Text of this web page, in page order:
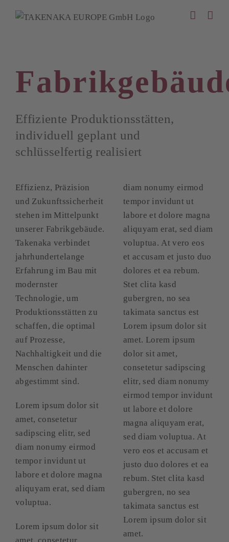
Inhalt
Effiziente Produktionsstätten,
individuell geplant und
schlüsselfertig realisiert
Effizienz, Präzision
und Zukunftssicherheit
stehen im Mittelpunkt
unserer Fabrikgebäude.
Takenaka verbindet
jahrhundertelange
Erfahrung im Bau mit
modernster
Technologie, um
Produktionsstätten zu
schaffen, die optimal
auf Prozesse,
Nachhaltigkeit und die
Menschen dahinter
abgestimmt sind.
Lorem ipsum dolor sit
amet, consetetur
sadipscing elitr, sed
diam nonumy eirmod
tempor invidunt ut
labore et dolore magna
aliquyam erat, sed diam
voluptua.
Lorem ipsum dolor sit
diam nonumy eirmod
tempor invidunt ut
labore et dolore magna
aliquyam erat, sed diam
voluptua. At vero eos
et accusam et justo duo
dolores et ea rebum.
Stet clita kasd
gubergren, no sea
takimata sanctus est
Lorem ipsum dolor sit
amet. Lorem ipsum
dolor sit amet,
consetetur sadipscing
elitr, sed diam nonumy
eirmod tempor invidunt
ut labore et dolore
magna aliquyam erat,
sed diam voluptua. At
vero eos et accusam et
justo duo dolores et ea
rebum. Stet clita kasd
gubergren, no sea
takimata sanctus est
Lorem ipsum dolor sit
amet.